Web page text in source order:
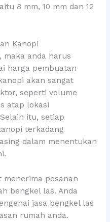
8 mm, 10 mm dan 12
Kanopi
maka anda harus
harga pembuatan
akan sangat
seperti volume
atap lokasi
itu, setiap
terkadang
dalam menentukan
menerima pesanan
bengkel las. Anda
jasa bengkel las
rumah anda.